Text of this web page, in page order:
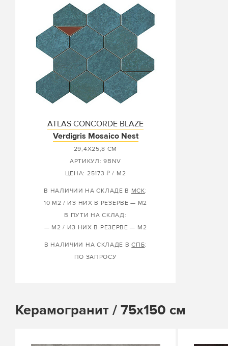
ATLAS CONCORDE BLAZE
Verdigris Mosaico Nest
29,4X25,8 СМ
АРТИКУЛ: 9BNV
ЦЕНА: 25173 ₽ / М2
В НАЛИЧИИ НА СКЛАДЕ В МСК:
10 М2 / ИЗ НИХ В РЕЗЕРВЕ — М2
В ПУТИ НА СКЛАД:
— М2 / ИЗ НИХ В РЕЗЕРВЕ — М2
В НАЛИЧИИ НА СКЛАДЕ ВСПБ:
ПО ЗАПРОСУ
Керамогранит / 75х150 см